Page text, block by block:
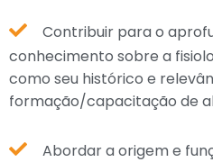
Contribuir para o
conhecimento sobre a
como seu histórico e
formação/capacitação de
Abordar a origem e